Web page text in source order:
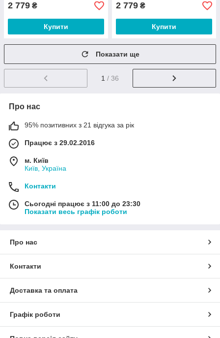
2 779 ₴
Купити
2 779 ₴
Купити
Показати ще
1 / 36
Про нас
95% позитивних з 21 відгука за рік
Працює з 29.02.2016
м. Київ
Київ, Україна
Контакти
Сьогодні працює з 11:00 до 23:30
Показати весь графік роботи
Про нас
Контакти
Доставка та оплата
Графік роботи